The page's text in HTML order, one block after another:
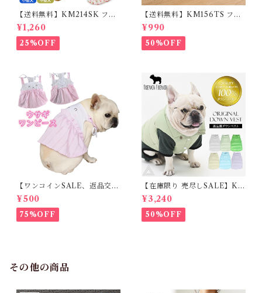
【送料無料】KM214SK フレ
ブル 女の子 スカート ワンピー
ス夏 フリル 犬服 ドックウェア
¥1,260
25%OFF
【送料無料】KM156TS フレ
ブル Tシャツ フレンチブルド
ック レモン柄 犬服 ドックウェ
ア
¥990
50%OFF
【ワンコインSALE、返品交換
不可】KM171SK フレンチブ
ルドック 犬服 女の子 ピンク
スカート
¥500
75%OFF
【在庫限り 売尽しSALE】K
M952Tダウンベスト 100%ダ
ウン・フェザー 犬 犬服 ダウン
ジャケット ベスト フレンチブ
ルドッグ 冬服 極暖 暖かい 可
¥3,240
50%OFF
その他の商品